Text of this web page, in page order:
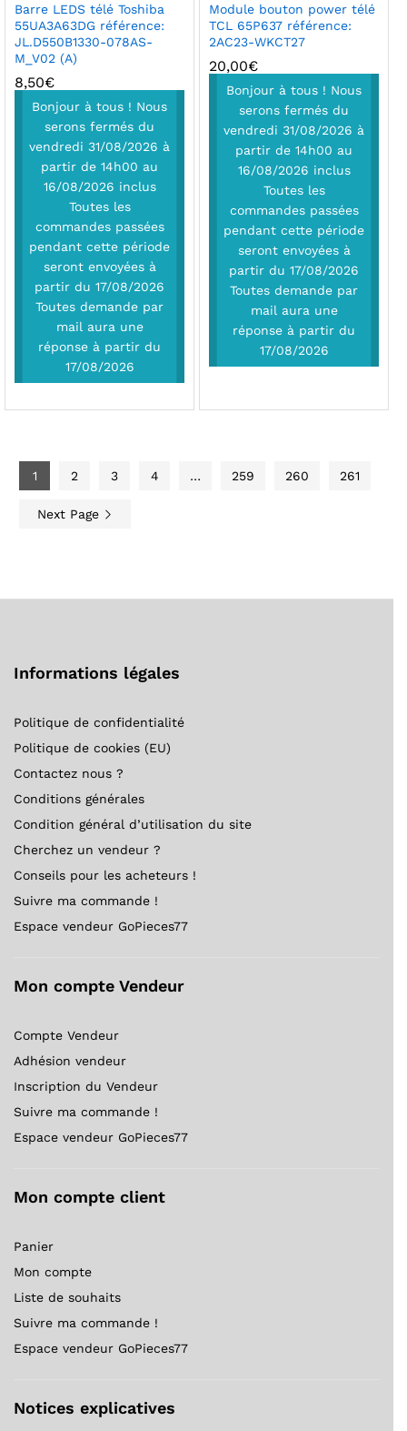
Barre LEDS télé Toshiba
55UA3A63DG référence:
JL.D550B1330-078AS-
M_V02 (A)
8,50€
Bonjour à tous ! Nous
serons fermés du
vendredi 31/08/2026 à
partir de 14h00 au
16/08/2026 inclus
Toutes les
commandes passées
pendant cette période
seront envoyées à
partir du 17/08/2026
Toutes demande par
mail aura une
réponse à partir du
17/08/2026
Module bouton power télé
TCL 65P637 référence:
2AC23-WKCT27
20,00€
Bonjour à tous ! Nous
serons fermés du
vendredi 31/08/2026 à
partir de 14h00 au
16/08/2026 inclus
Toutes les
commandes passées
pendant cette période
seront envoyées à
partir du 17/08/2026
Toutes demande par
mail aura une
réponse à partir du
17/08/2026
1 2 3 4 … 259 260 261
Next Page
Informations légales
Politique de confidentialité
Politique de cookies (EU)
Contactez nous ?
Conditions générales
Condition général d’utilisation du site
Cherchez un vendeur ?
Conseils pour les acheteurs !
Suivre ma commande !
Espace vendeur GoPieces77
Mon compte Vendeur
Compte Vendeur
Adhésion vendeur
Inscription du Vendeur
Suivre ma commande !
Espace vendeur GoPieces77
Mon compte client
Panier
Mon compte
Liste de souhaits
Suivre ma commande !
Espace vendeur GoPieces77
Notices explicatives